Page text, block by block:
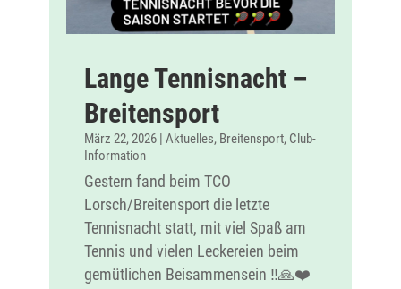
Lange Tennisnacht –
Breitensport
März 22, 2026| Aktuelles, Breitensport, Club-
Information
Gestern fand beim TCO
Lorsch/Breitensport die letzte
Tennisnacht statt, mit viel Spaß am
Tennis und vielen Leckereien beim
gemütlichen Beisammensein ‼️🙏❤️